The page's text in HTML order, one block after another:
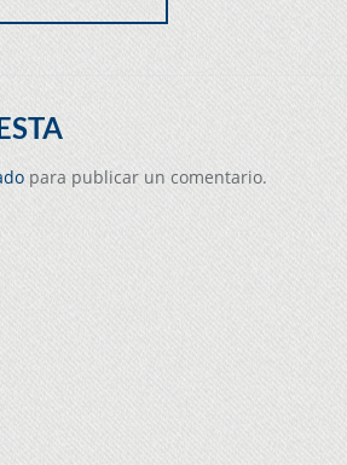
para publicar un comentario.